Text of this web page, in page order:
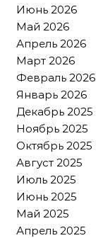
Июнь 2026
Май 2026
Апрель 2026
Март 2026
Февраль 2026
Январь 2026
Декабрь 2025
Ноябрь 2025
Октябрь 2025
Август 2025
Июль 2025
Июнь 2025
Май 2025
Апрель 2025